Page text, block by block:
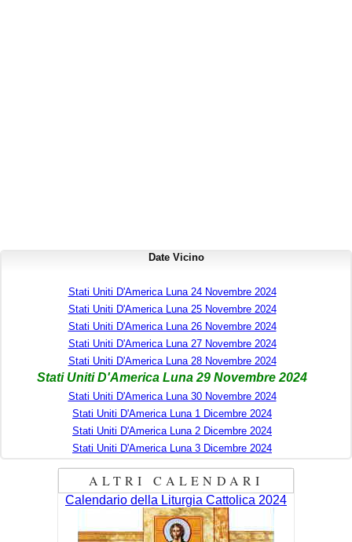
Date Vicino
Stati Uniti D'America Luna 24 Novembre 2024
Stati Uniti D'America Luna 25 Novembre 2024
Stati Uniti D'America Luna 26 Novembre 2024
Stati Uniti D'America Luna 27 Novembre 2024
Stati Uniti D'America Luna 28 Novembre 2024
Stati Uniti D'America Luna 29 Novembre 2024
Stati Uniti D'America Luna 30 Novembre 2024
Stati Uniti D'America Luna 1 Dicembre 2024
Stati Uniti D'America Luna 2 Dicembre 2024
Stati Uniti D'America Luna 3 Dicembre 2024
ALTRI CALENDARI
Calendario della Liturgia Cattolica 2024